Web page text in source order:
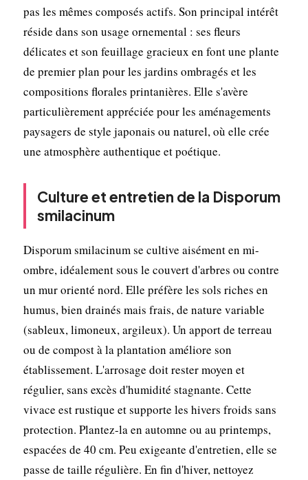
pas les mêmes composés actifs. Son principal intérêt
réside dans son usage ornemental : ses fleurs
délicates et son feuillage gracieux en font une plante
de premier plan pour les jardins ombragés et les
compositions florales printanières. Elle s'avère
particulièrement appréciée pour les aménagements
paysagers de style japonais ou naturel, où elle crée
une atmosphère authentique et poétique.
Culture et entretien de la Disporum
smilacinum
Disporum smilacinum se cultive aisément en mi-
ombre, idéalement sous le couvert d'arbres ou contre
un mur orienté nord. Elle préfère les sols riches en
humus, bien drainés mais frais, de nature variable
(sableux, limoneux, argileux). Un apport de terreau
ou de compost à la plantation améliore son
établissement. L'arrosage doit rester moyen et
régulier, sans excès d'humidité stagnante. Cette
vivace est rustique et supporte les hivers froids sans
protection. Plantez-la en automne ou au printemps,
espacées de 40 cm. Peu exigeante d'entretien, elle se
passe de taille régulière. En fin d'hiver, nettoyez